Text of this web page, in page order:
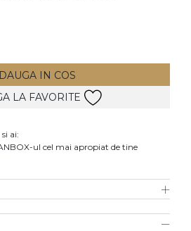
IN COS
LA FAVORITE
ai:
ul cel mai apropiat de tine